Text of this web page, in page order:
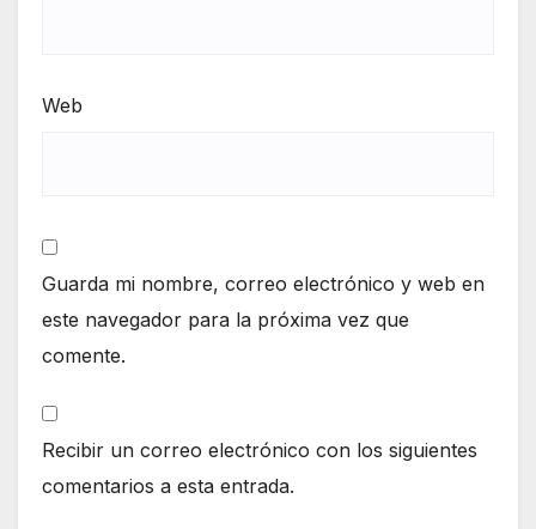
Web
Guarda mi nombre, correo electrónico y web en
este navegador para la próxima vez que
comente.
Recibir un correo electrónico con los siguientes
comentarios a esta entrada.